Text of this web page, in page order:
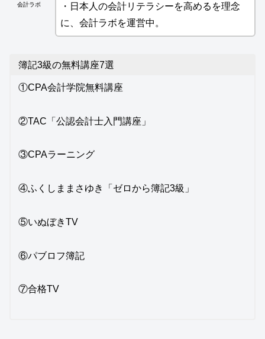
会計ラボ
・日本人の会計リテラシーを高めるを理念
に、会計ラボを運営中。
簿記3級の無料講座7選
①CPA会計学院無料講座
②TAC「公認会計士入門講座」
③CPAラーニング
④ふくしままさゆき「ゼロから簿記3級」
⑤いぬぼきTV
⑥パブロフ簿記
⑦合格TV